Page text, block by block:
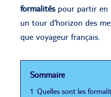
formalitéspour partir en
un tour d'horizon des
que voyageur français.
Sommaire
1 Quelles sont les